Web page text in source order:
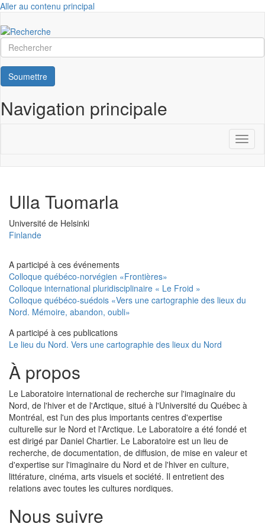
Aller au contenu principal
Rechercher
Soumettre
Navigation principale
Ulla Tuomarla
Université
Université de Helsinki
Finlande
A participé à ces événements
Colloque québéco-norvégien «Frontières»
Colloque international pluridisciplinaire « Le Froid »
Colloque québéco-suédois «Vers une cartographie des lieux du
Nord. Mémoire, abandon, oubli»
A participé à ces publications
Le lieu du Nord. Vers une cartographie des lieux du Nord
À propos
Le Laboratoire international de recherche sur l'imaginaire du
Nord, de l'hiver et de l'Arctique, situé à l'Université du Québec à
Montréal, est l'un des plus importants centres d'expertise
culturelle sur le Nord et l'Arctique. Le Laboratoire a été fondé et
est dirigé par Daniel Chartier. Le Laboratoire est un lieu de
recherche, de documentation, de diffusion, de mise en valeur et
d'expertise sur l'imaginaire du Nord et de l'hiver en culture,
littérature, cinéma, arts visuels et société. Il entretient des
relations avec toutes les cultures nordiques.
Nous suivre